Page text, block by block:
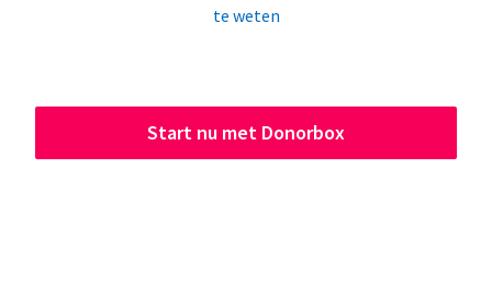
te weten
Start nu met Donorbox